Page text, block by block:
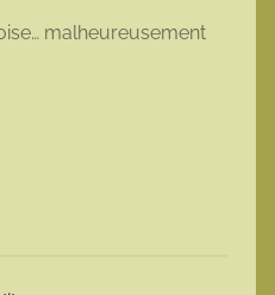
malheureusement